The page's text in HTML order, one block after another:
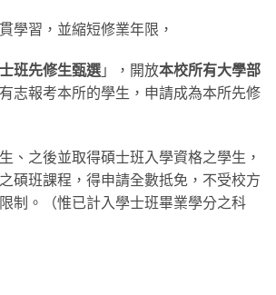
學習，並縮短修業年限，
班先修生甄選」，開放本校所有大學部
志報考本所的學生，申請成為本所先修
、之後並取得碩士班入學資格之學生，
碩班課程，得申請全數抵免，不受校方
制。（惟已計入學士班畢業學分之科